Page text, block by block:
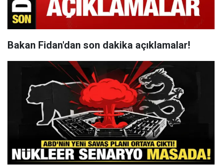
Bakan Fidan'dan son dakika açıklamalar!